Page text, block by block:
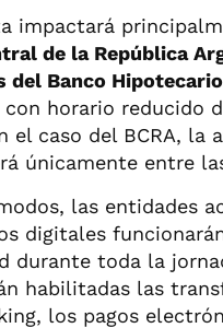
impactará
de la República
del Banco
con horario reducido
el caso del BCRA, la
únicamente entre
las entidades
digitales
durante toda la
habilitadas las
los pagos